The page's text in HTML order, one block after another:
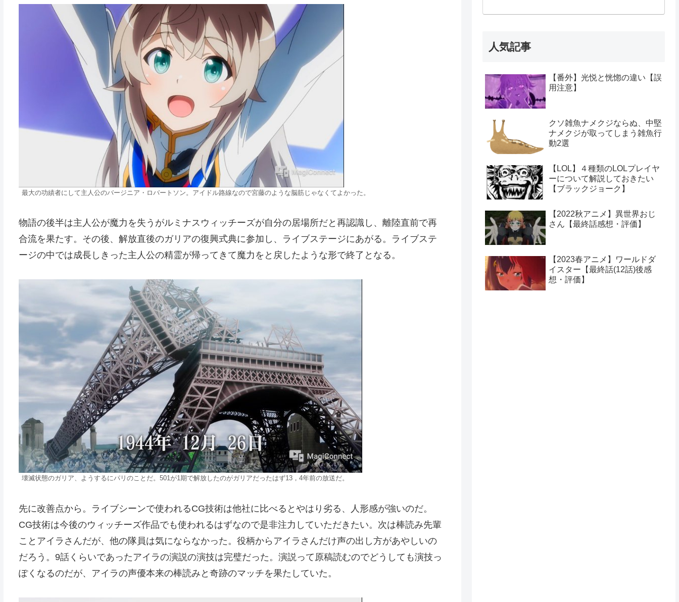
最大の功績者にして主人公のバージニア・ロバートソン。アイドル路線なので宮藤のような脳筋じゃなくてよかった。
物語の後半は主人公が魔力を失うがルミナスウィッチーズが自分の居場所だと再認識し、離陸直前で再
合流を果たす。その後、解放直後のガリアの復興式典に参加し、ライブステージにあがる。ライブステ
ージの中では成長しきった主人公の精霊が帰ってきて魔力をと戻したような形で終了となる。
壊滅状態のガリア、ようするにパリのことだ。501が1期で解放したのがガリアだったはず13，4年前の放送だ。
先に改善点から。ライブシーンで使われるCG技術は他社に比べるとやはり劣る、人形感が強いのだ。
CG技術は今後のウィッチーズ作品でも使われるはずなので是非注力していただきたい。次は棒読み先輩
ことアイラさんだが、他の隊員は気にならなかった。役柄からアイラさんだけ声の出し方があやしいの
だろう。9話くらいであったアイラの演説の演技は完璧だった。演説って原稿読むのでどうしても演技っ
ぽくなるのだが、アイラの声優本来の棒読みと奇跡のマッチを果たしていた。
人気記事
【番外】光悦と恍惚の違い【誤
用注意】
クソ雑魚ナメクジならぬ、中堅
ナメクジが取ってしまう雑魚行
動2選
【LOL】４種類のLOLプレイヤ
ーについて解説しておきたい
【ブラックジョーク】
【2022秋アニメ】異世界おじ
さん【最終話感想・評価】
【2023春アニメ】ワールドダ
イスター【最終話(12話)後感
想・評価】